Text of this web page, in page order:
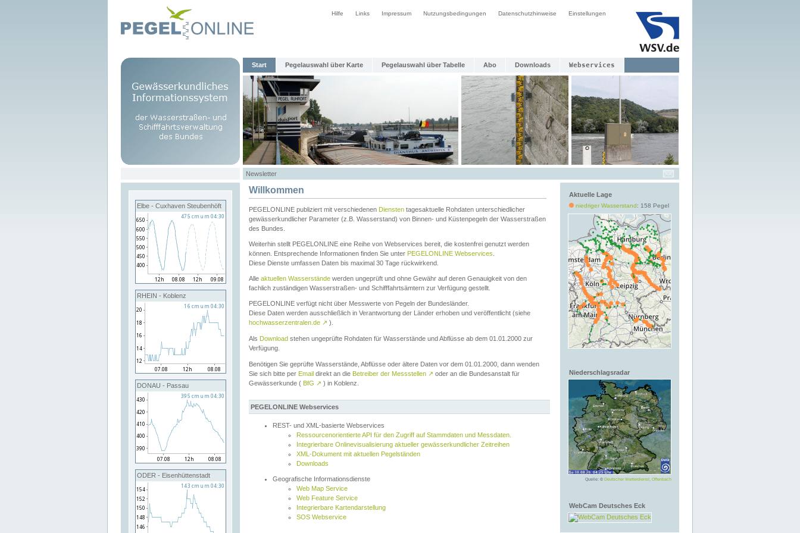
Hilfe Links Impressum Nutzungsbedingungen Datenschutzhinweise Einstellungen
Start Pegelauswahl über Karte Pegelauswahl über Tabelle Abo Downloads Webservices
Newsletter
Elbe - Cuxhaven Steubenhöft
RHEIN - Koblenz
DONAU - Passau
ODER - Eisenhüttenstadt
Aktuelle Lage
niedriger Wasserstand: 158 Pegel
Niederschlagsradar
Quelle: © Deutscher Wetterdienst, Offenbach
WebCam Deutsches Eck
Willkommen
PEGELONLINE publiziert mit verschiedenen Diensten tagesaktuelle Rohdaten unterschiedlicher
gewässerkundlicher Parameter (z.B. Wasserstand) von Binnen- und Küstenpegeln der Wasserstraßen
des Bundes.
Weiterhin stellt PEGELONLINE eine Reihe von Webservices bereit, die kostenfrei genutzt werden
können. Entsprechende Informationen finden Sie unter PEGELONLINE Webservices
Diese Dienste umfassen Daten bis maximal 30 Tage rückwirkend.
Alle aktuellen Wasserstände werden ungeprüft und ohne Gewähr auf deren Genauigkeit von den
fachlich zuständigen Wasserstraßen- und Schifffahrtsämtern zur Verfügung gestellt.
PEGELONLINE verfügt nicht über Messwerte von Pegeln der Bundesländer.
Diese Daten werden ausschließlich in Verantwortung der Länder erhoben und veröffentlicht (siehe
hochwasserzentralen.de ↗ ).
Als Download stehen ungeprüfte Rohdaten für Wasserstände und Abflüsse ab dem 01.01.2000 zur
Verfügung.
Benötigen Sie geprüfte Wasserstände, Abflüsse oder ältere Daten vor dem 01.01.2000, dann wenden
Sie sich bitte per Email direkt an die Betreiber der Messstellen ↗ oder an die Bundesanstalt für
Gewässerkunde ( BfG ↗ ) in Koblenz.
PEGELONLINE Webservices
REST- und XML-basierte Webservices
Ressourcenorientierte API für den Zugriff auf Stammdaten und Messdaten.
Integrierbare Onlinevisualisierung aktueller gewässerkundlicher Zeitreihen
XML-Dokument mit aktuellen Pegelständen
Downloads
Geografische Informationsdienste
Web Map Service
Web Feature Service
Integrierbare Kartendarstellung
SOS Webservice